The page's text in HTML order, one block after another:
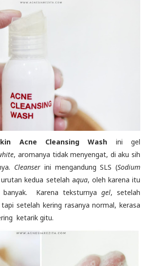
Acne Cleansing Wash ini gel
, aromanya tidak menyengat, di aku sih
Cleanser ini mengandung SLS (Sodium
kedua setelah aqua, oleh karena itu
Karena teksturnya gel, setelah
setelah kering rasanya normal, kerasa
ketarik gitu.